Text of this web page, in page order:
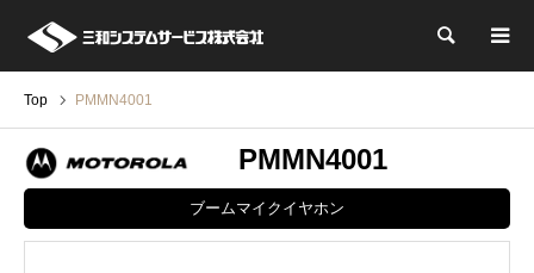
検索
Top PMMN4001
PMMN4001
ブームマイクイヤホン